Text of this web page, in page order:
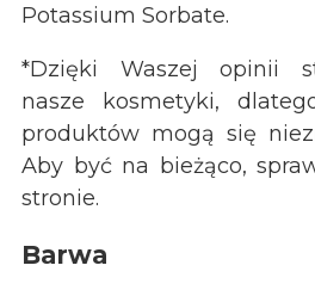
Potassium Sorbate.
*Dzięki Waszej opinii
nasze kosmetyki,
produktów mogą się
Aby być na bieżąco,
stronie.
Barwa